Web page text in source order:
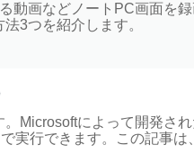
動画などノートPC画面を
3つを紹介します。
Microsoftによって開発さ
実行できます。この記事